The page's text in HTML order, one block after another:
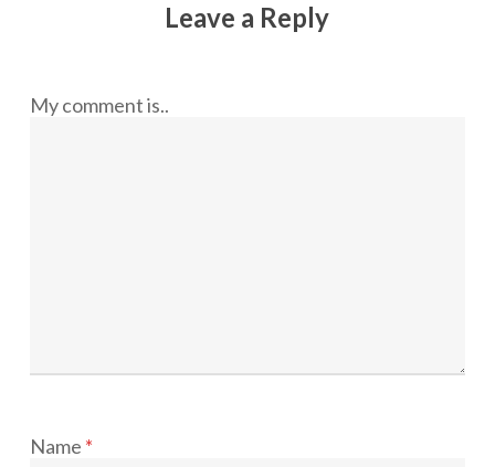
Leave a Reply
My comment is..
Name *